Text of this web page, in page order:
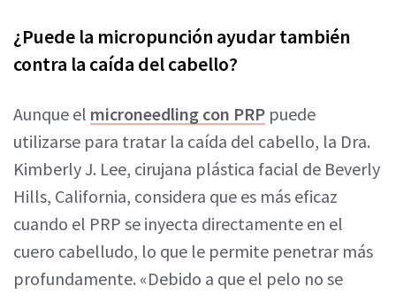
¿Puede la micropunción ayudar también
contra la caída del cabello?
Aunque el microneedling con PRP puede
utilizarse para tratar la caída del cabello, la Dra.
Kimberly J. Lee, cirujana plástica facial de Beverly
Hills, California, considera que es más eficaz
cuando el PRP se inyecta directamente en el
cuero cabelludo, lo que le permite penetrar más
profundamente. «Debido a que el pelo no se